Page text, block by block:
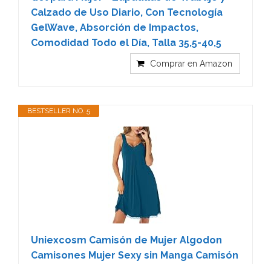
Calzado de Uso Diario, Con Tecnología
GelWave, Absorción de Impactos,
Comodidad Todo el Día, Talla 35,5-40,5
Comprar en Amazon
BESTSELLER NO. 5
Uniexcosm Camisón de Mujer Algodon
Camisones Mujer Sexy sin Manga Camisón